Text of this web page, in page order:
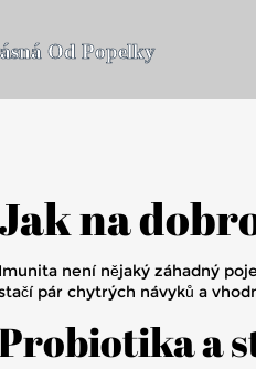
Jak na
Imunita není nějaký záhadný
pár chytrých návyků a
a